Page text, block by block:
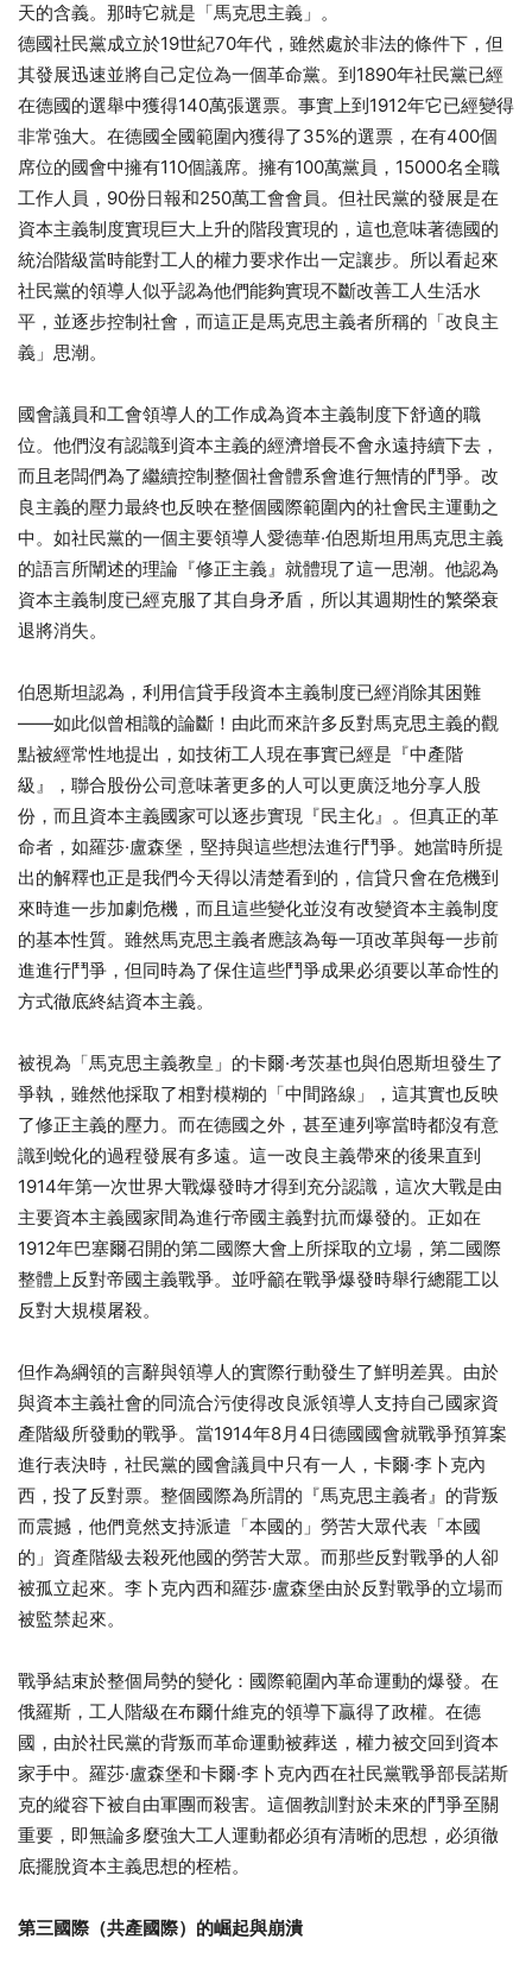
天的含義。那時它就是「馬克思主義」。
德國社民黨成立於19世紀70年代，雖然處於非法的條件下，但
其發展迅速並將自己定位為一個革命黨。到1890年社民黨已經
在德國的選舉中獲得140萬張選票。事實上到1912年它已經變得
非常強大。在德國全國範圍內獲得了35%的選票，在有400個
席位的國會中擁有110個議席。擁有100萬黨員，15000名全職
工作人員，90份日報和250萬工會會員。但社民黨的發展是在
資本主義制度實現巨大上升的階段實現的，這也意味著德國的
統治階級當時能對工人的權力要求作出一定讓步。所以看起來
社民黨的領導人似乎認為他們能夠實現不斷改善工人生活水
平，並逐步控制社會，而這正是馬克思主義者所稱的「改良主
義」思潮。
國會議員和工會領導人的工作成為資本主義制度下舒適的職
位。他們沒有認識到資本主義的經濟增長不會永遠持續下去，
而且老闆們為了繼續控制整個社會體系會進行無情的鬥爭。改
良主義的壓力最終也反映在整個國際範圍內的社會民主運動之
中。如社民黨的一個主要領導人愛德華·伯恩斯坦用馬克思主義
的語言所闡述的理論『修正主義』就體現了這一思潮。他認為
資本主義制度已經克服了其自身矛盾，所以其週期性的繁榮衰
退將消失。
伯恩斯坦認為，利用信貸手段資本主義制度已經消除其困難
——如此似曾相識的論斷！由此而來許多反對馬克思主義的觀
點被經常性地提出，如技術工人現在事實已經是『中產階
級』，聯合股份公司意味著更多的人可以更廣泛地分享人股
份，而且資本主義國家可以逐步實現『民主化』。但真正的革
命者，如羅莎·盧森堡，堅持與這些想法進行鬥爭。她當時所提
出的解釋也正是我們今天得以清楚看到的，信貸只會在危機到
來時進一步加劇危機，而且這些變化並沒有改變資本主義制度
的基本性質。雖然馬克思主義者應該為每一項改革與每一步前
進進行鬥爭，但同時為了保住這些鬥爭成果必須要以革命性的
方式徹底終結資本主義。
被視為「馬克思主義教皇」的卡爾·考茨基也與伯恩斯坦發生了
爭執，雖然他採取了相對模糊的「中間路線」，這其實也反映
了修正主義的壓力。而在德國之外，甚至連列寧當時都沒有意
識到蛻化的過程發展有多遠。這一改良主義帶來的後果直到
1914年第一次世界大戰爆發時才得到充分認識，這次大戰是由
主要資本主義國家間為進行帝國主義對抗而爆發的。正如在
1912年巴塞爾召開的第二國際大會上所採取的立場，第二國際
整體上反對帝國主義戰爭。並呼籲在戰爭爆發時舉行總罷工以
反對大規模屠殺。
但作為綱領的言辭與領導人的實際行動發生了鮮明差異。由於
與資本主義社會的同流合污使得改良派領導人支持自己國家資
產階級所發動的戰爭。當1914年8月4日德國國會就戰爭預算案
進行表決時，社民黨的國會議員中只有一人，卡爾·李卜克內
西，投了反對票。整個國際為所謂的『馬克思主義者』的背叛
而震撼，他們竟然支持派遣「本國的」勞苦大眾代表「本國
的」資產階級去殺死他國的勞苦大眾。而那些反對戰爭的人卻
被孤立起來。李卜克內西和羅莎·盧森堡由於反對戰爭的立場而
被監禁起來。
戰爭結束於整個局勢的變化：國際範圍內革命運動的爆發。在
俄羅斯，工人階級在布爾什維克的領導下贏得了政權。在德
國，由於社民黨的背叛而革命運動被葬送，權力被交回到資本
家手中。羅莎·盧森堡和卡爾·李卜克內西在社民黨戰爭部長諾斯
克的縱容下被自由軍團而殺害。這個教訓對於未來的鬥爭至關
重要，即無論多麼強大工人運動都必須有清晰的思想，必須徹
底擺脫資本主義思想的桎梏。
第三國際（共產國際）的崛起與崩潰